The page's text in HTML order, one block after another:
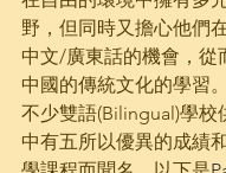
野，但同時又擔心他們
中文/廣東話的機會，從
中國的傳統文化的學習
不少雙語(Bilingual)學校
中有五所以優異的成績